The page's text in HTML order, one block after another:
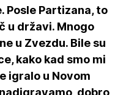
Posle Partizana, to
u državi. Mnogo
u Zvezdu. Bile su
kako kad smo mi
igralo u Novom
dobro